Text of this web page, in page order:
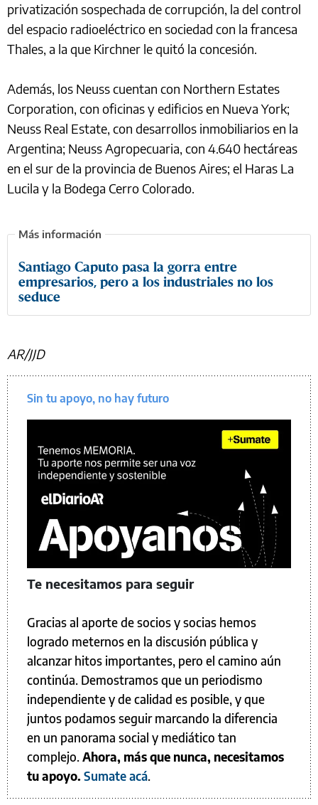
privatización sospechada de corrupción, la del control
del espacio radioeléctrico en sociedad con la francesa
Thales, a la que Kirchner le quitó la concesión.
Además, los Neuss cuentan con Northern Estates
Corporation, con oficinas y edificios en Nueva York;
Neuss Real Estate, con desarrollos inmobiliarios en la
Argentina; Neuss Agropecuaria, con 4.640 hectáreas
en el sur de la provincia de Buenos Aires; el Haras La
Lucila y la Bodega Cerro Colorado.
Santiago Caputo pasa la gorra entre
empresarios, pero a los industriales no los
seduce
AR/JJD
Sin tu apoyo, no hay futuro
Te necesitamos para seguir
Gracias al aporte de socios y socias hemos
logrado meternos en la discusión pública y
alcanzar hitos importantes, pero el camino aún
continúa. Demostramos que un periodismo
independiente y de calidad es posible, y que
juntos podamos seguir marcando la diferencia
en un panorama social y mediático tan
complejo.Ahora, más que nunca, necesitamos
tu apoyo. Sumate acá.